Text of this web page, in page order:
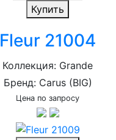
Купить
Fleur 21004
Коллекция: Grande
Бренд: Carus (BIG)
Цена по запросу